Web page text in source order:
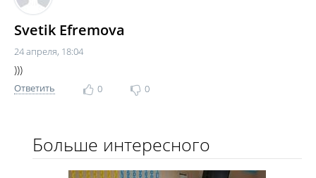
Svetik Efremova
24 апреля, 18:04
)))
Ответить 0 0
Больше интересного